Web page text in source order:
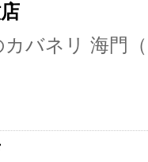
バネリ 海門